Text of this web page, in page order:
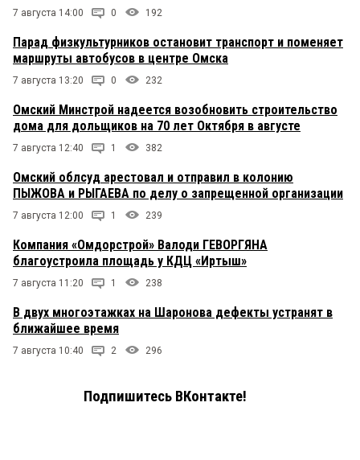
7 августа 14:00 0 192
Парад физкультурников остановит транспорт и поменяет
маршруты автобусов в центре Омска
7 августа 13:20 0 232
Омский Минстрой надеется возобновить строительство
дома для дольщиков на 70 лет Октября в августе
7 августа 12:40 1 382
Омский облсуд арестовал и отправил в колонию
ПЫЖОВА и РЫГАЕВА по делу о запрещенной организации
7 августа 12:00 1 239
Компания «Омдорстрой» Валоди ГЕВОРГЯНА
благоустроила площадь у КДЦ «Иртыш»
7 августа 11:20 1 238
В двух многоэтажках на Шаронова дефекты устранят в
ближайшее время
7 августа 10:40 2 296
Подпишитесь ВКонтакте!